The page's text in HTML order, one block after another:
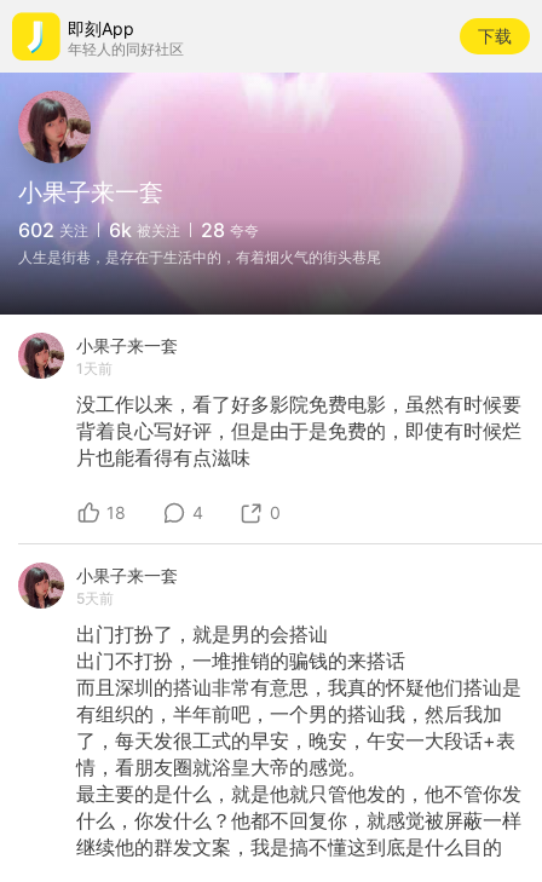
即刻App
年轻人的同好社区
下载
小果子来一套
602 关注 6k 被关注 28 夸夸
人生是街巷，是存在于生活中的，有着烟火气的街头巷尾
小果子来一套
1天前
没工作以来，看了好多影院免费电影，虽然有时候要
背着良心写好评，但是由于是免费的，即使有时候烂
片也能看得有点滋味
18 4 0
小果子来一套
5天前
出门打扮了，就是男的会搭讪
出门不打扮，一堆推销的骗钱的来搭话
而且深圳的搭讪非常有意思，我真的怀疑他们搭讪是
有组织的，半年前吧，一个男的搭讪我，然后我加
了，每天发很工式的早安，晚安，午安一大段话+表
情，看朋友圈就浴皇大帝的感觉。
最主要的是什么，就是他就只管他发的，他不管你发
什么，你发什么？他都不回复你，就感觉被屏蔽一样
继续他的群发文案，我是搞不懂这到底是什么目的